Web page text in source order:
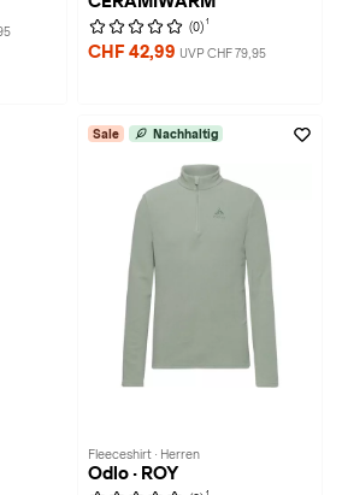
(0) 1
CHF 42,99 UVP CHF 79,95
Sale Nachhaltig
Fleeceshirt · Herren
Odlo · ROY
1